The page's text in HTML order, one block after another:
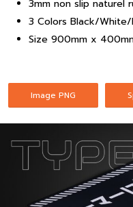
3mm non slip naturel
3 Colors Black/
Size 900mm x
Image PNG